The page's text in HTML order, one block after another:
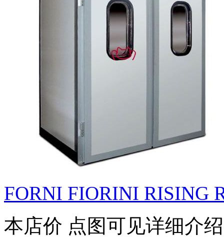
FORNI FIORINI RISING
本店价 点图可见详细介绍